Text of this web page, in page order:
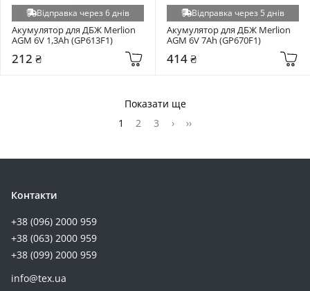
Відправка через 6 днів
Акумулятор для ДБЖ Merlion
AGM 6V 1,3Ah (GP613F1)
212 ₴
Відправка через 5 днів
Акумулятор для ДБЖ Merlion
AGM 6V 7Ah (GP670F1)
414 ₴
Показати ще
1
2 3 › ››
Контакти
+38 (096) 2000 959
+38 (063) 2000 959
+38 (099) 2000 959
info@tex.ua